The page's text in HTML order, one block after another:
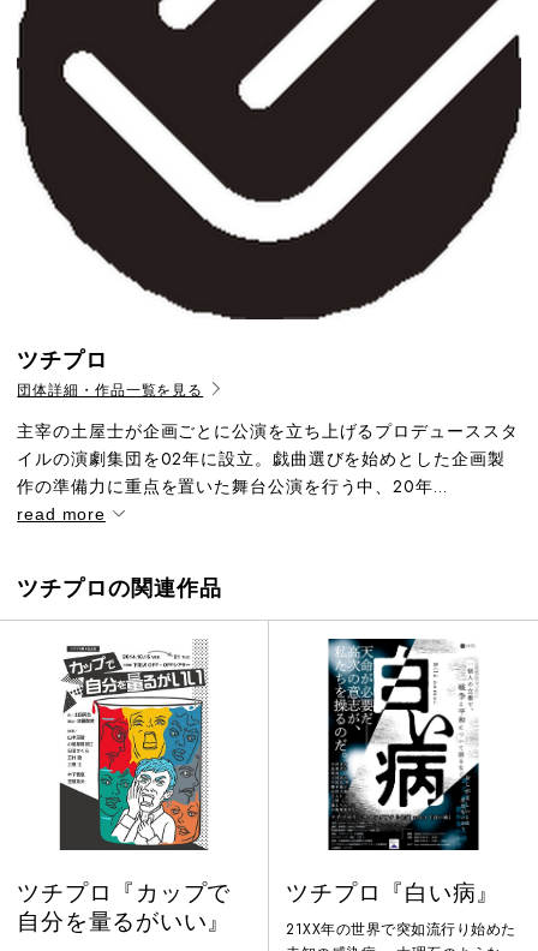
ツチプロ
団体詳細・作品一覧を見る
主宰の土屋士が企画ごとに公演を立ち上げるプロデューススタ
イルの演劇集団を02年に設立。戯曲選びを始めとした企画製
作の準備力に重点を置いた舞台公演を行う中、20年...
read more
ツチプロの関連作品
ツチプロ『カップで
自分を量るがいい』
ツチプロ『白い病』
21XX年の世界で突如流行り始めた